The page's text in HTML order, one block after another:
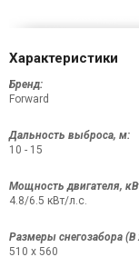
Характеристики
Бренд:
Forward
Дальность выброса, м:
10 - 15
Мощность двигателя,
4.8/6.5 кВт/л.с.
Размеры снегозабора
510 х 560